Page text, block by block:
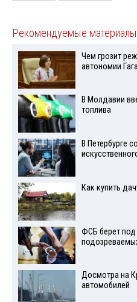
Рекомендуемые материалы
Чем грозит
автономии
В Молдавии
топлива
В Петербурге
Как купить
ФСБ берет под
Досмотра на
автомобилей